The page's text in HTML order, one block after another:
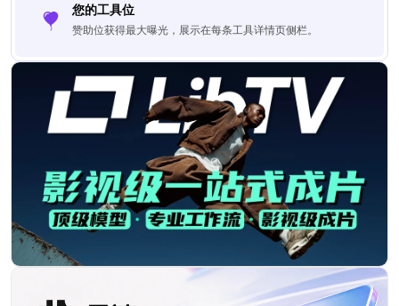
您的工具位
赞助位获得最大曝光，展示在每条工具详情页侧栏。